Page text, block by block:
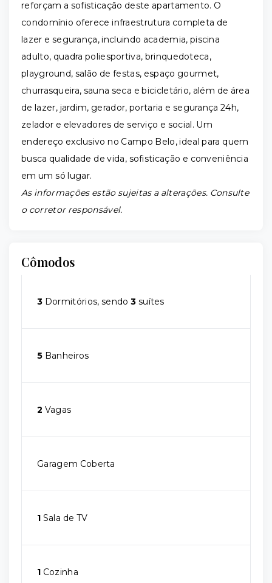
reforçam a sofisticação deste apartamento. O
condomínio oferece infraestrutura completa de
lazer e segurança, incluindo academia, piscina
adulto, quadra poliesportiva, brinquedoteca,
playground, salão de festas, espaço gourmet,
churrasqueira, sauna seca e bicicletário, além de área
de lazer, jardim, gerador, portaria e segurança 24h,
zelador e elevadores de serviço e social. Um
endereço exclusivo no Campo Belo, ideal para quem
busca qualidade de vida, sofisticação e conveniência
em um só lugar.
As informações estão sujeitas a alterações. Consulte
o corretor responsável.
Cômodos
3 Dormitórios, sendo3 suítes
5 Banheiros
2 Vagas
Garagem Coberta
1 Sala de TV
1 Cozinha